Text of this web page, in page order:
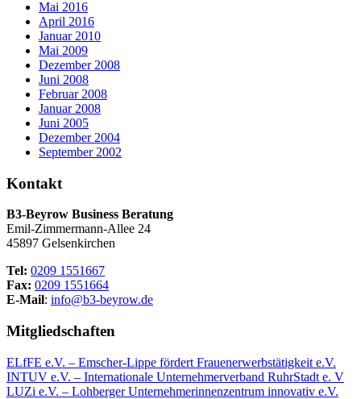
Mai 2016
April 2016
Januar 2010
Mai 2009
Dezember 2008
Juni 2008
Februar 2008
Januar 2008
Juni 2005
Dezember 2004
September 2002
Kontakt
B3-Beyrow Business Beratung
Emil-Zimmermann-Allee 24
45897 Gelsenkirchen
Tel: 0209 1551667
Fax: 0209 1551664
E-Mail: info@b3-beyrow.de
Mitgliedschaften
ELfFE e.V. – Emscher-Lippe fördert Frauenerwerbstätigkeit e.V.
INTUV e.V. – Internationale Unternehmerverband RuhrStadt e. V
LUZi e.V. – Lohberger Unternehmerinnenzentrum innovativ e.V.